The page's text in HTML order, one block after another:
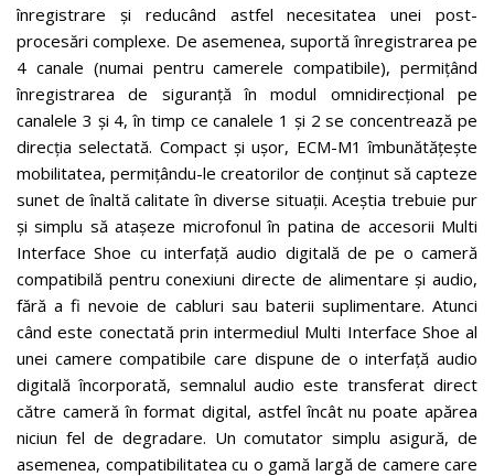
înregistrare și reducând astfel necesitatea unei post-
procesări complexe. De asemenea, suportă înregistrarea pe
4 canale (numai pentru camerele compatibile), permițând
înregistrarea de siguranță în modul omnidirecțional pe
canalele 3 și 4, în timp ce canalele 1 și 2 se concentrează pe
direcția selectată. Compact și ușor, ECM-M1 îmbunătățește
mobilitatea, permițându-le creatorilor de conținut să capteze
sunet de înaltă calitate în diverse situații. Aceștia trebuie pur
și simplu să atașeze microfonul în patina de accesorii Multi
Interface Shoe cu interfață audio digitală de pe o cameră
compatibilă pentru conexiuni directe de alimentare și audio,
fără a fi nevoie de cabluri sau baterii suplimentare. Atunci
când este conectată prin intermediul Multi Interface Shoe al
unei camere compatibile care dispune de o interfață audio
digitală încorporată, semnalul audio este transferat direct
către cameră în format digital, astfel încât nu poate apărea
niciun fel de degradare. Un comutator simplu asigură, de
asemenea, compatibilitatea cu o gamă largă de camere care